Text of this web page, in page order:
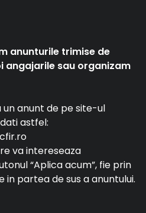
anunturile trimise de
angajarile sau organizam
anunt de pe site-ul
astfel:
va intereseaza
“Aplica acum”, fie prin
partea de sus a anuntului.